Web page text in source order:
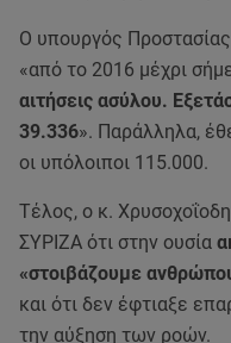
Ο υπουργός
«από το 2016 μέχρι
αιτήσεις ασύλου.
39.336». Παράλληλα,
οι υπόλοιποι 115.000.
Τέλος, ο κ.
ΣΥΡΙΖΑ ότι στην ουσία
«στοιβάζουμε
και ότι δεν έφτιαξε
την αύξηση των ροών.